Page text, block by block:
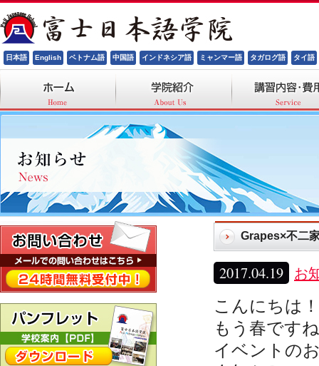
日本語 English ベトナム語 中国語 インドネシア語 ミャンマー語 タガログ語 タイ語
Grapes×不二
2017.04.19 お
こんにちは
もう春です
イベントの